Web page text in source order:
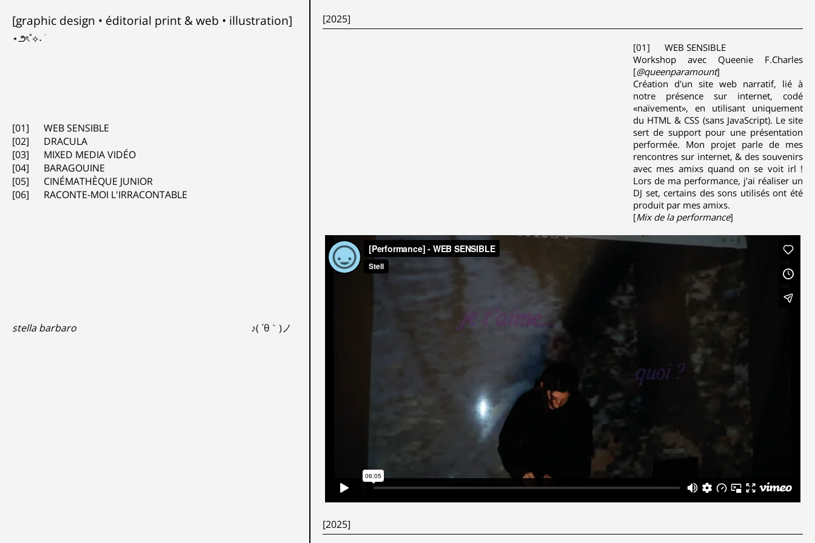
[graphic design • éditorial print & web • illustration]
⋆౨ৎ˚⟡˖ ࣪
[01] WEB SENSIBLE
[02] DRACULA
[03] MIXED MEDIA VIDÉO
[04] BARAGOUINE
[05] CINÉMATHÈQUE JUNIOR
[06] RACONTE-MOI L'IRRACONTABLE
stella barbaro ♪( ´θ｀)ノ
[2025]
[01] WEB SENSIBLE
Workshop avec Queenie F.Charles
[@queenparamount]
Création d'un site web narratif, lié à
notre présence sur internet, codé
«naïvement», en utilisant uniquement
du HTML & CSS (sans JavaScript). Le site
sert de support pour une présentation
performée. Mon projet parle de mes
rencontres sur internet, & des souvenirs
avec mes amixs quand on se voit irl !
Lors de ma performance, j'ai réaliser un
DJ set, certains des sons utilisés ont été
produit par mes amixs.
[Mix de la performance]
[2025]